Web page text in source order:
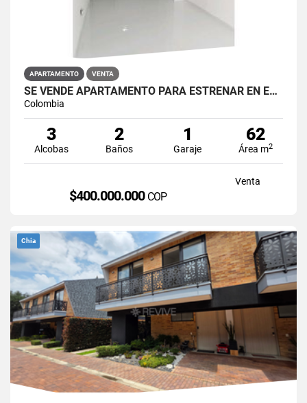
APARTAMENTO VENTA
SE VENDE APARTAMENTO PARA ESTRENAR EN EL BARRIO RESTREPO
Colombia
3
Alcobas
2
Baños
1
Garaje
62
Área m2
Venta
$400.000.000 COP
Chia